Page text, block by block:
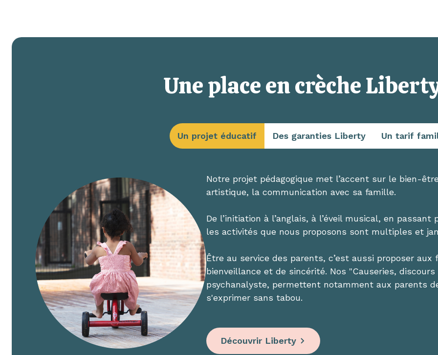
Une place en crèche
Un projet éducatif Des garanties Liberty Un tarif
Notre projet pédagogique met l’accent sur le bien-
artistique, la communication avec sa famille.
De l’initiation à l’anglais, à l’éveil musical, en
les activités que nous proposons sont multiples et
Être au service des parents, c’est aussi proposer
bienveillance et de sincérité. Nos "Causeries,
psychanalyste, permettent notamment aux parents
s'exprimer sans tabou.
Découvrir Liberty